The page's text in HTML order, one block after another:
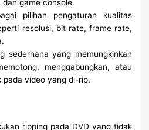
game console.
pilihan pengaturan kualitas
resolusi, bit rate, frame rate,
sederhana yang memungkinkan
menggabungkan, atau
pada video yang di-rip.
ripping pada DVD yang tidak